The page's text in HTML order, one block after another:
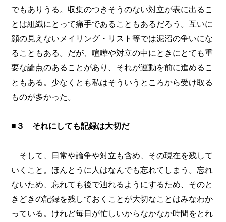
でもありうる。収集のつきそうのない対立が表に出るこ
とは組織にとって痛手であることもあるだろう。互いに
顔の見えないメイリング・リスト等では泥沼の争いにな
ることもある。だが、喧嘩や対立の中にときにとても重
要な論点のあることがあり、それが運動を前に進めるこ
ともある。少なくとも私はそういうところから受け取る
ものが多かった。
■３ それにしても記録は大切だ
そして、日常や論争や対立も含め、その現在を残して
いくこと。ほんとうに人はなんでも忘れてしまう。忘れ
ないため、忘れても後で辿れるようにするため、そのと
きどきの記録を残しておくことが大切なことはみなわか
っている。けれど毎日が忙しいからなかなか時間をとれ